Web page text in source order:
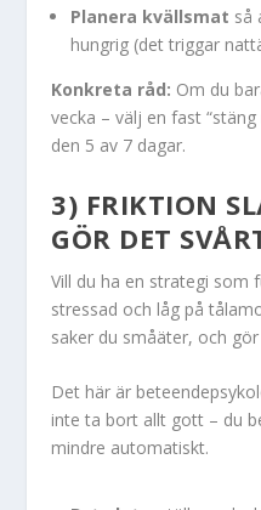
Planera kvällsmat så
hungrig (det triggar
Konkreta råd: Om du
vecka – välj en fast
den 5 av 7 dagar.
3) FRIKTION
GÖR DET
Vill du ha en strategi som
stressad och låg på
saker du småäter, och
Det här är
inte ta bort allt gott – du
mindre automatiskt.